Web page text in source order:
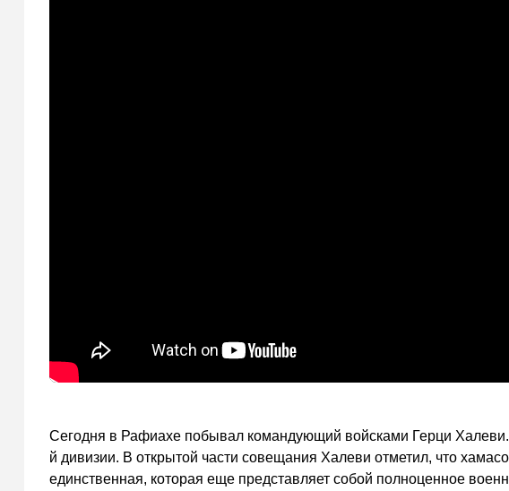
Сегодня в Рафиахе побывал командующий войсками Герци
й дивизии. В открытой части совещания Халеви отметил, что
единственная, которая еще представляет собой полноценное